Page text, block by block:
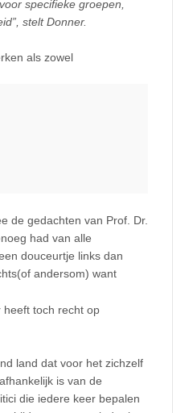
specifieke groepen,
stelt Donner.
als zowel
de gedachten van Prof. Dr.
had van alle
douceurtje links dan
andersom) want
heeft toch recht op
land dat voor het zichzelf
is van de
die iedere keer bepalen